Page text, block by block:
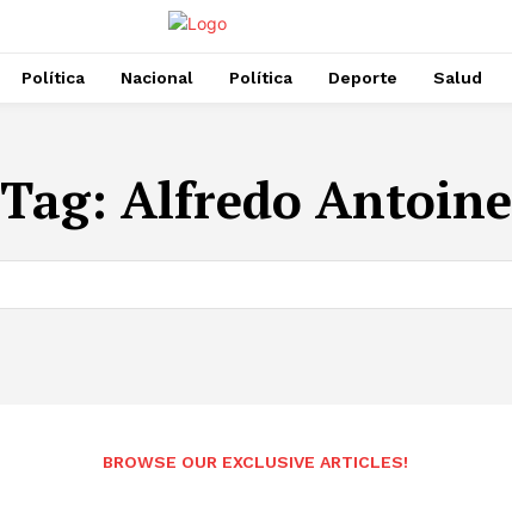
Política Nacional Política Deporte Salud
Tag: Alfredo Antoine
BROWSE OUR EXCLUSIVE ARTICLES!